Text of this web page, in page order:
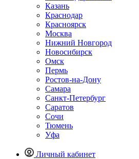
Казань
Краснодар
Красноярск
Москва
Нижний Новгород
Новосибирск
Омск
Пермь
Ростов-на-Дону
Самара
Санкт-Петербург
Саратов
Сочи
Тюмень
Уфа
Личный кабинет